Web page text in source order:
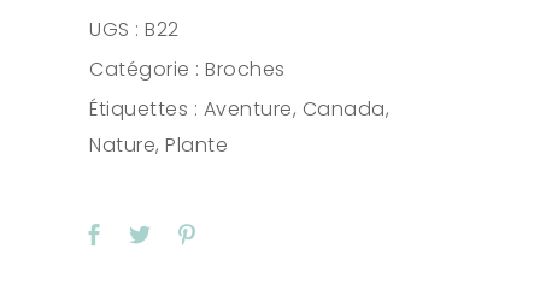
UGS :B22
Catégorie :Broches
Étiquettes : Aventure, Canada,
Nature,Plante